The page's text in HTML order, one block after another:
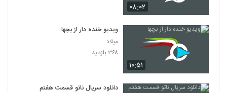
۰۸:۰۲
۱۰:۵۱
ویدیو خنده دار از بچها
میلاد
۳۶۸ بازدید
دانلود سریال ناتو قسمت هفتم